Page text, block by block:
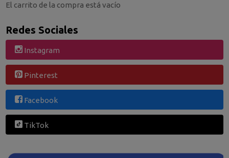
El carrito de la compra está vacío
Redes Sociales
Instagram
Pinterest
Facebook
TikTok